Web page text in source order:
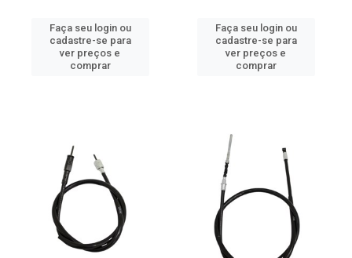
Faça seu login ou
cadastre-se para
ver preços e
comprar
Faça seu login ou
cadastre-se para
ver preços e
comprar